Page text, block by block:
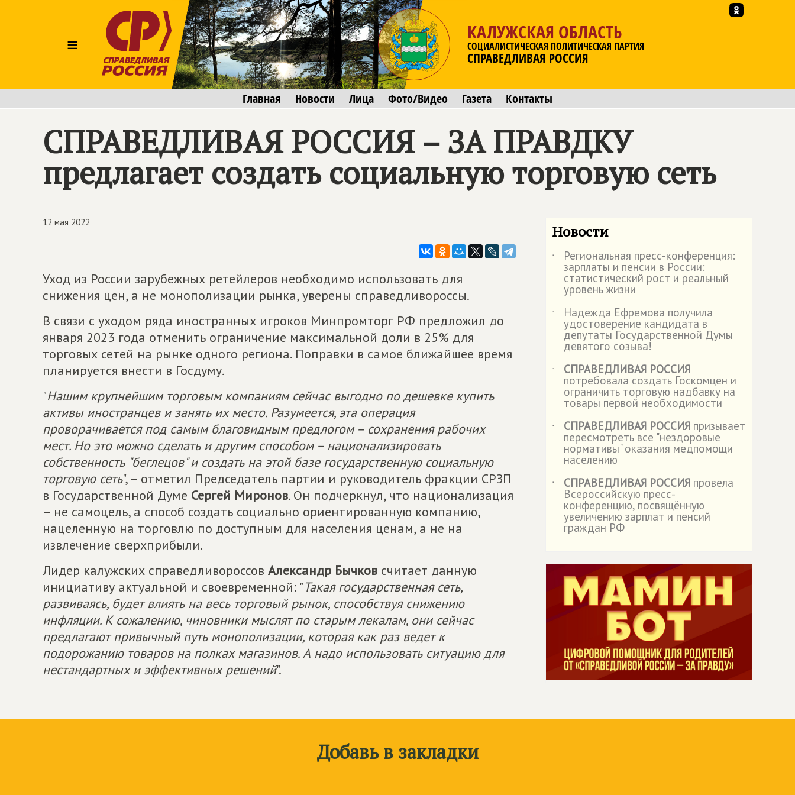
≡
КАЛУЖСКАЯ ОБЛАСТЬ
СОЦИАЛИСТИЧЕСКАЯ ПОЛИТИЧЕСКАЯ ПАРТИЯ
СПРАВЕДЛИВАЯ РОССИЯ
Главная Новости Лица Фото/Видео Газета Контакты
СПРАВЕДЛИВАЯ РОССИЯ – ЗА ПРАВДКУ
предлагает создать социальную торговую сеть
12 мая 2022
Уход из России зарубежных ретейлеров необходимо использовать для
снижения цен, а не монополизации рынка, уверены справедливороссы.
В связи с уходом ряда иностранных игроков Минпромторг РФ предложил до
января 2023 года отменить ограничение максимальной доли в 25% для
торговых сетей на рынке одного региона. Поправки в самое ближайшее время
планируется внести в Госдуму.
"Нашим крупнейшим торговым компаниям сейчас выгодно по дешевке купить
активы иностранцев и занять их место. Разумеется, эта операция
проворачивается под самым благовидным предлогом – сохранения рабочих
мест. Но это можно сделать и другим способом – национализировать
собственность "беглецов" и создать на этой базе государственную социальную
торговую сеть", – отметил Председатель партии и руководитель фракции СРЗП
в Государственной Думе Сергей Миронов. Он подчеркнул, что национализация
– не самоцель, а способ создать социально ориентированную компанию,
нацеленную на торговлю по доступным для населения ценам, а не на
извлечение сверхприбыли.
Лидер калужских справедливороссов Александр Бычков считает данную
инициативу актуальной и своевременной: "Такая государственная сеть,
развиваясь, будет влиять на весь торговый рынок, способствуя снижению
инфляции. К сожалению, чиновники мыслят по старым лекалам, они сейчас
предлагают привычный путь монополизации, которая как раз ведет к
подорожанию товаров на полках магазинов. А надо использовать ситуацию для
нестандартных и эффективных решений".
Новости
˙ Региональная пресс-конференция:
зарплаты и пенсии в России:
статистический рост и реальный
уровень жизни
˙
Надежда Ефремова получила
удостоверение кандидата в
депутаты Государственной Думы
девятого созыва!
˙
СПРАВЕДЛИВАЯ РОССИЯ
потребовала создать Госкомцен и
ограничить торговую надбавку на
товары первой необходимости
˙
СПРАВЕДЛИВАЯ РОССИЯ призывает
пересмотреть все "нездоровые
нормативы" оказания медпомощи
населению
˙
СПРАВЕДЛИВАЯ РОССИЯ провела
Всероссийскую пресс-
конференцию, посвящённую
увеличению зарплат и пенсий
граждан РФ
Добавь в закладки